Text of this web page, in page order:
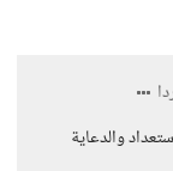
والدعاية